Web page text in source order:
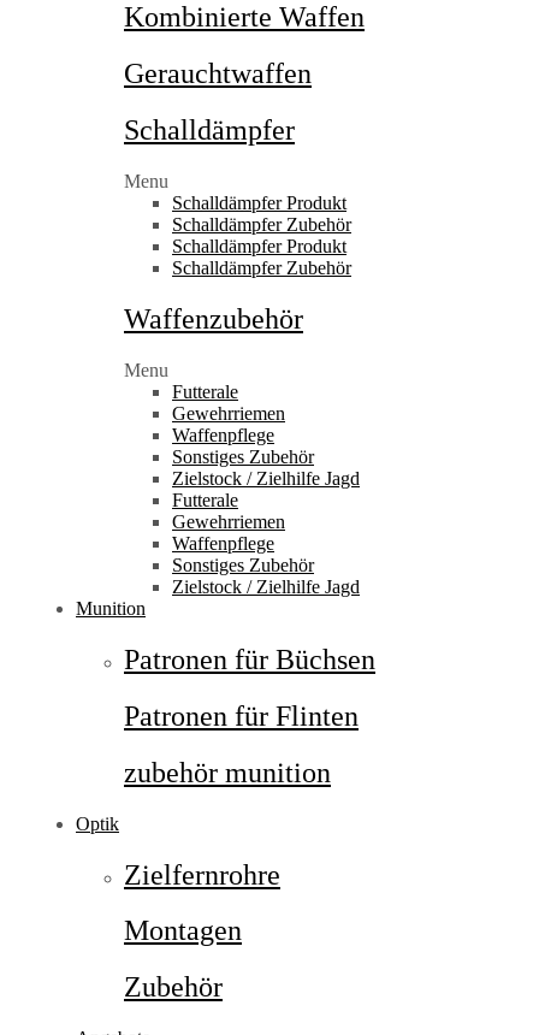
Kombinierte Waffen
Gerauchtwaffen
Schalldämpfer
Menu
Schalldämpfer Produkt
Schalldämpfer Zubehör
Schalldämpfer Produkt
Schalldämpfer Zubehör
Waffenzubehör
Menu
Futterale
Gewehrriemen
Waffenpflege
Sonstiges Zubehör
Zielstock / Zielhilfe Jagd
Futterale
Gewehrriemen
Waffenpflege
Sonstiges Zubehör
Zielstock / Zielhilfe Jagd
Munition
Patronen für Büchsen
Patronen für Flinten
zubehör munition
Optik
Zielfernrohre
Montagen
Zubehör